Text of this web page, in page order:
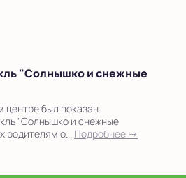
"Солнышко и снежные
центре был показан
"Солнышко и снежные
родителям о... Подробнее →